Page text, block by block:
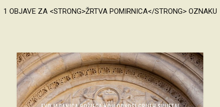
SAGUD.XYZ
1 OBJAVE ZA <STRONG>ŽRTVA POMIRNICA</STRONG> OZNAKU